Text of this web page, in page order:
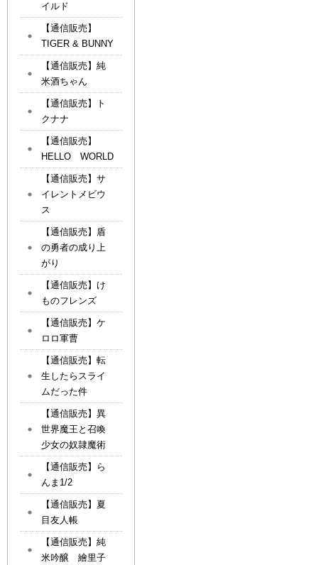
イルド
【通信販売】
TIGER & BUNNY
【通信販売】純
米酒ちゃん
【通信販売】ト
クナナ
【通信販売】
HELLO WORLD
【通信販売】サ
イレントメビウ
ス
【通信販売】盾
の勇者の成り上
がり
【通信販売】け
ものフレンズ
【通信販売】ケ
ロロ軍曹
【通信販売】転
生したらスライ
ムだった件
【通信販売】異
世界魔王と召喚
少女の奴隷魔術
【通信販売】ら
んま1/2
【通信販売】夏
目友人帳
【通信販売】純
米吟醸 繪里子